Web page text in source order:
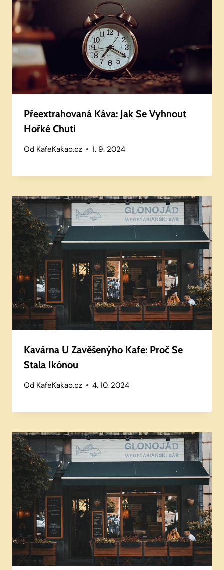
Přeextrahovaná Káva: Jak Se Vyhnout
Hořké Chuti
Od KafeKakao.cz 1. 9. 2024
Kavárna U Zavěšenýho Kafe: Proč Se
Stala Ikónou
Od KafeKakao.cz 4. 10. 2024